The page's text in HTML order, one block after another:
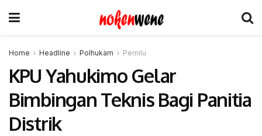
Home Headline Polhukam Pemilu
KPU Yahukimo Gelar
Bimbingan Teknis Bagi Panitia
Distrik